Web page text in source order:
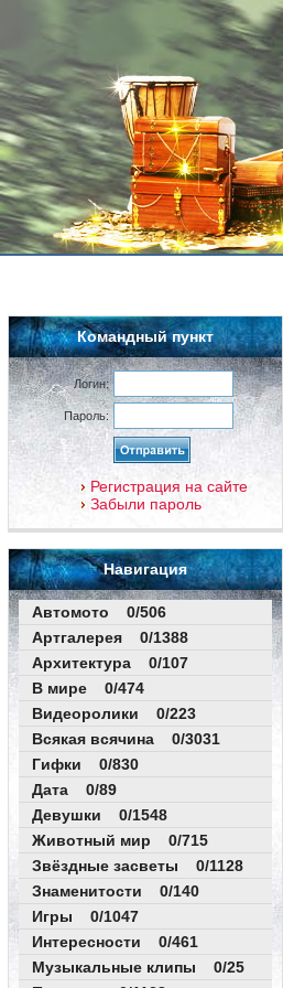
Командный пункт
Логин:
Пароль:
Регистрация на сайте
Забыли пароль
Навигация
Автомото 0/506
Артгалерея 0/1388
Архитектура 0/107
В мире 0/474
Видеоролики 0/223
Всякая всячина 0/3031
Гифки 0/830
Дата 0/89
Девушки 0/1548
Животный мир 0/715
Звёздные засветы 0/1128
Знаменитости 0/140
Игры 0/1047
Интересности 0/461
Музыкальные клипы 0/25